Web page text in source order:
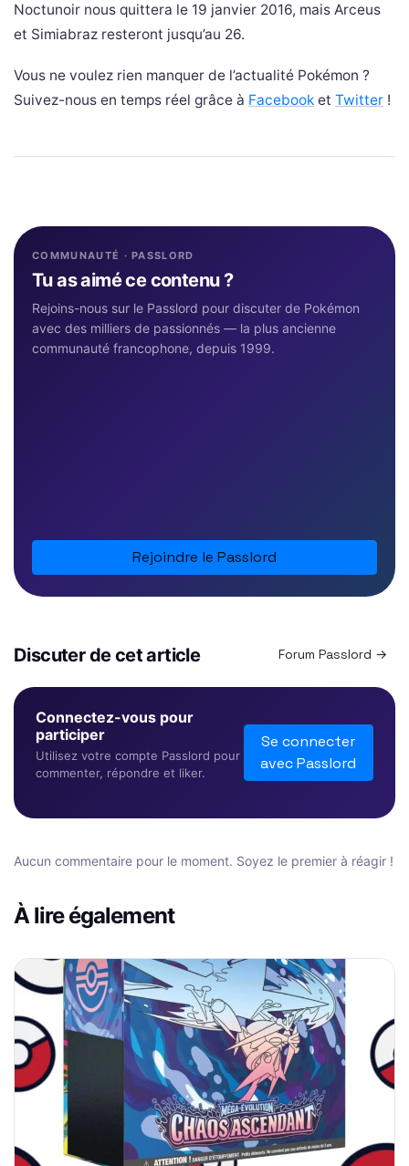
Noctunoir nous quittera le 19 janvier 2016, mais Arceus
et Simiabraz resteront jusqu’au 26.
Vous ne voulez rien manquer de l’actualité Pokémon ?
Suivez-nous en temps réel grâce à Facebook et Twitter !
COMMUNAUTÉ · PASSLORD
Tu as aimé ce contenu ?
Rejoins-nous sur le Passlord pour discuter de Pokémon
avec des milliers de passionnés — la plus ancienne
communauté francophone, depuis 1999.
Rejoindre le Passlord
Discuter de cet article Forum Passlord →
Connectez-vous pour
participer
Utilisez votre compte Passlord pour
commenter, répondre et liker.
Se connecter
avec Passlord
Aucun commentaire pour le moment. Soyez le premier à réagir !
À lire également